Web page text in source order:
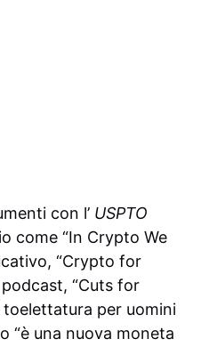
con l’ USPTO
come “In Crypto We
“Crypto for
“Cuts for
per uomini
“è una nuova moneta